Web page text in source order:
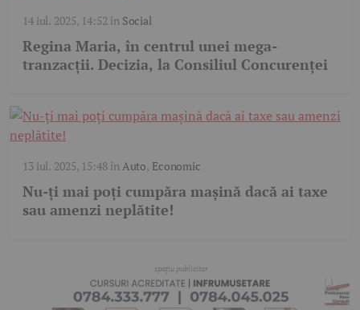
14 iul. 2025, 14:52 în Social
Regina Maria, în centrul unei mega-
tranzacții. Decizia, la Consiliul Concurenței
13 iul. 2025, 15:48înAuto, Economic
Nu-ți mai poți cumpăra mașină dacă ai taxe
sau amenzi neplătite!